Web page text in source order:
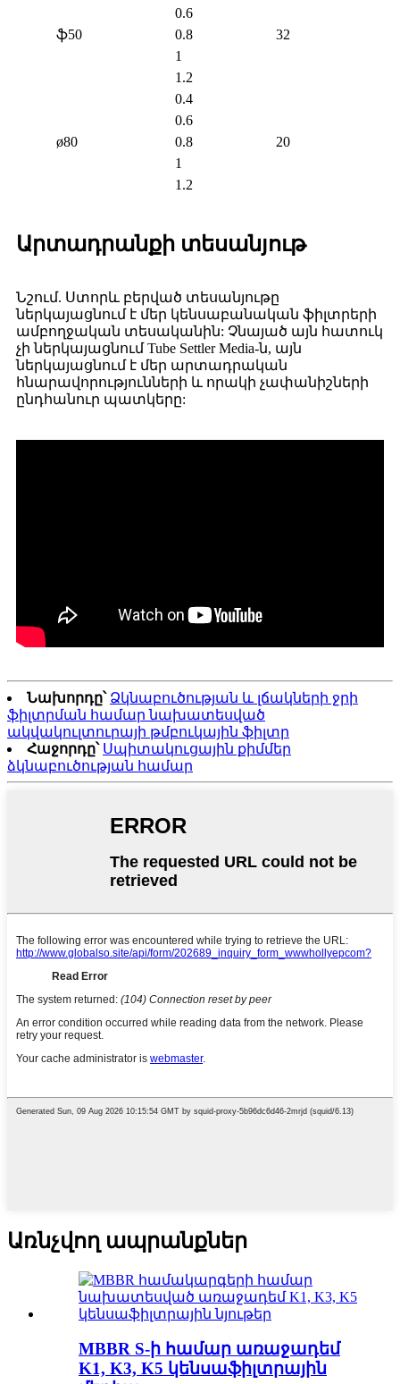
ֆ50 32
0.6
0.8
1
1.2
ø80
0.4
20
0.6
0.8
1
1.2
Արտադրանքի տեսանյութ
Նշում. Ստորև բերված տեսանյութը
ներկայացնում է մեր կենսաբանական ֆիլտրերի
ամբողջական տեսականին: Չնայած այն հատուկ
չի ներկայացնում Tube Settler Media-ն, այն
ներկայացնում է մեր արտադրական
հնարավորությունների և որակի չափանիշների
ընդհանուր պատկերը:
Նախորդը՝ Ձկնաբուծության և լճակների ջրի
ֆիլտրման համար նախատեսված
ակվակուլտուրայի թմբուկային ֆիլտր
Հաջորդը՝ Սպիտակուցային քիմմեր
ձկնաբուծության համար
Առնչվող ապրանքներ
MBBR S-ի համար առաջադեմ
K1, K3, K5 կենսաֆիլտրային